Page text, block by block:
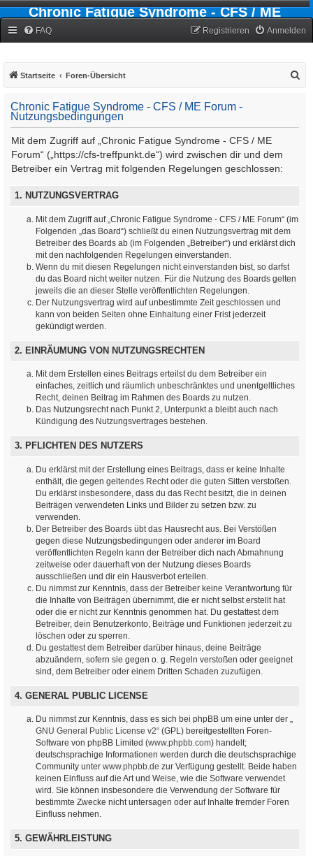
Chronic Fatigue Syndrome - CFS / ME
FAQ Anmelden
Registrieren
Startseite Foren-Übersicht
Chronic Fatigue Syndrome - CFS / ME Forum -
Nutzungsbedingungen
Mit dem Zugriff auf „Chronic Fatigue Syndrome - CFS / ME
Forum“ („https://cfs-treffpunkt.de“) wird zwischen dir und dem
Betreiber ein Vertrag mit folgenden Regelungen geschlossen:
1. NUTZUNGSVERTRAG
Mit dem Zugriff auf „Chronic Fatigue Syndrome - CFS / ME Forum“ (im
Folgenden „das Board“) schließt du einen Nutzungsvertrag mit dem
Betreiber des Boards ab (im Folgenden „Betreiber“) und erklärst dich
mit den nachfolgenden Regelungen einverstanden.
Wenn du mit diesen Regelungen nicht einverstanden bist, so darfst
du das Board nicht weiter nutzen. Für die Nutzung des Boards gelten
jeweils die an dieser Stelle veröffentlichten Regelungen.
Der Nutzungsvertrag wird auf unbestimmte Zeit geschlossen und
kann von beiden Seiten ohne Einhaltung einer Frist jederzeit
gekündigt werden.
2. EINRÄUMUNG VON NUTZUNGSRECHTEN
Mit dem Erstellen eines Beitrags erteilst du dem Betreiber ein
einfaches, zeitlich und räumlich unbeschränktes und unentgeltliches
Recht, deinen Beitrag im Rahmen des Boards zu nutzen.
Das Nutzungsrecht nach Punkt 2, Unterpunkt a bleibt auch nach
Kündigung des Nutzungsvertrages bestehen.
3. PFLICHTEN DES NUTZERS
Du erklärst mit der Erstellung eines Beitrags, dass er keine Inhalte
enthält, die gegen geltendes Recht oder die guten Sitten verstoßen.
Du erklärst insbesondere, dass du das Recht besitzt, die in deinen
Beiträgen verwendeten Links und Bilder zu setzen bzw. zu
verwenden.
Der Betreiber des Boards übt das Hausrecht aus. Bei Verstößen
gegen diese Nutzungsbedingungen oder anderer im Board
veröffentlichten Regeln kann der Betreiber dich nach Abmahnung
zeitweise oder dauerhaft von der Nutzung dieses Boards
ausschließen und dir ein Hausverbot erteilen.
Du nimmst zur Kenntnis, dass der Betreiber keine Verantwortung für
die Inhalte von Beiträgen übernimmt, die er nicht selbst erstellt hat
oder die er nicht zur Kenntnis genommen hat. Du gestattest dem
Betreiber, dein Benutzerkonto, Beiträge und Funktionen jederzeit zu
löschen oder zu sperren.
Du gestattest dem Betreiber darüber hinaus, deine Beiträge
abzuändern, sofern sie gegen o. g. Regeln verstoßen oder geeignet
sind, dem Betreiber oder einem Dritten Schaden zuzufügen.
4. GENERAL PUBLIC LICENSE
Du nimmst zur Kenntnis, dass es sich bei phpBB um eine unter der „
GNU General Public License v2“ (GPL) bereitgestellten Foren-
Software von phpBB Limited (www.phpbb.com) handelt;
deutschsprachige Informationen werden durch die deutschsprachige
Community unter www.phpbb.de zur Verfügung gestellt. Beide haben
keinen Einfluss auf die Art und Weise, wie die Software verwendet
wird. Sie können insbesondere die Verwendung der Software für
bestimmte Zwecke nicht untersagen oder auf Inhalte fremder Foren
Einfluss nehmen.
5. GEWÄHRLEISTUNG